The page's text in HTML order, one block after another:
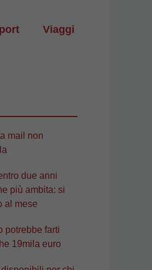
Viaggi
mail non
due anni
più ambita: si
al mese
potrebbe farti
19mila euro